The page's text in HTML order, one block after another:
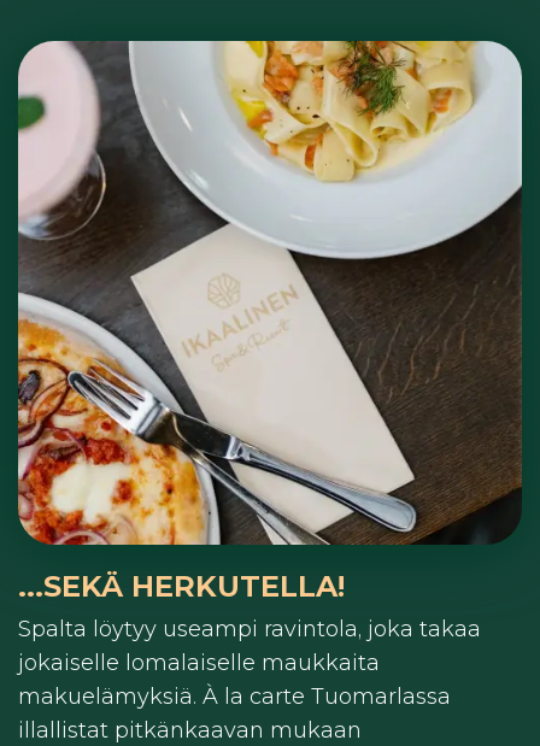
...SEKÄ HERKUTELLA!
Spalta löytyy useampi ravintola, joka takaa
jokaiselle lomalaiselle maukkaita
makuelämyksiä. À la carte Tuomarlassa
illallistat pitkänkaavan mukaan